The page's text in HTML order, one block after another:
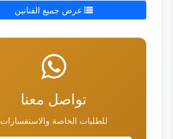
عرض جميع الفنانين
تواصل معنا
للطلبات الخاصة والاستفسارات